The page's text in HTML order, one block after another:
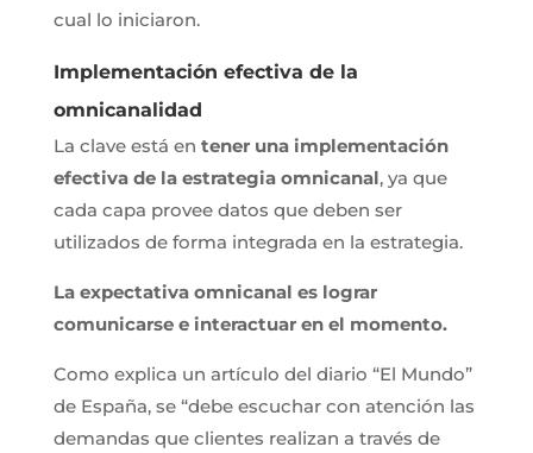
cual lo iniciaron.
Implementación efectiva de la
omnicanalidad
La clave está en tener una implementación
efectiva de la estrategia omnicanal, ya que
cada capa provee datos que deben ser
utilizados de forma integrada en la estrategia.
La expectativa omnicanal es lograr
comunicarse e interactuar en el momento.
Como explica un artículo del diario “El Mundo”
de España, se “debe escuchar con atención las
demandas que clientes realizan a través de